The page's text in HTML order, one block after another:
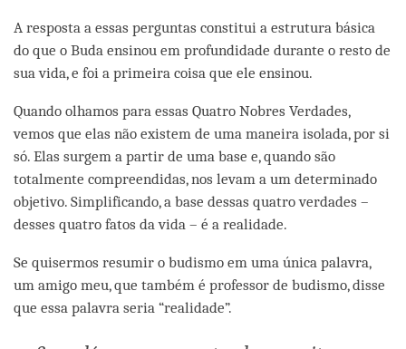
A resposta a essas perguntas constitui a estrutura básica
do que o Buda ensinou em profundidade durante o resto de
sua vida, e foi a primeira coisa que ele ensinou.
Quando olhamos para essas Quatro Nobres Verdades,
vemos que elas não existem de uma maneira isolada, por si
só. Elas surgem a partir de uma base e, quando são
totalmente compreendidas, nos levam a um determinado
objetivo. Simplificando, a base dessas quatro verdades –
desses quatro fatos da vida – é a realidade.
Se quisermos resumir o budismo em uma única palavra,
um amigo meu, que também é professor de budismo, disse
que essa palavra seria “realidade”.